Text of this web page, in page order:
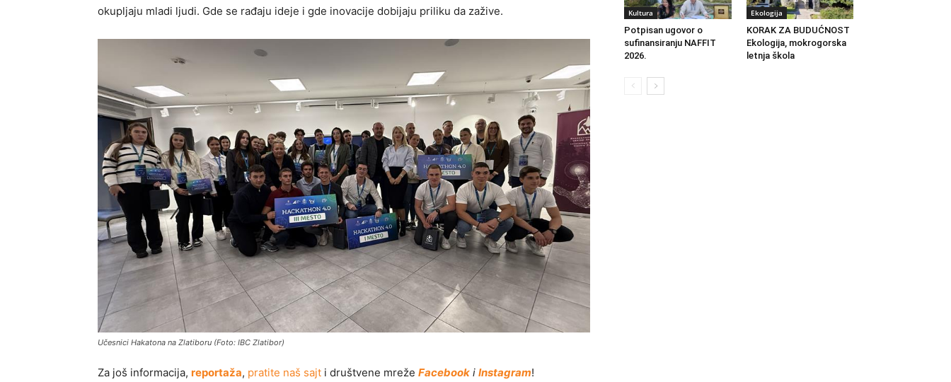
okupljaju mladi ljudi. Gde se rađaju ideje i gde inovacije dobijaju priliku da zažive.
Učesnici Hakatona na Zlatiboru (Foto: IBC Zlatibor)
Za još informacija, reportaža, pratite naš sajt i društvene mreže Facebook i Instagram!
Kultura
Potpisan ugovor o
sufinansiranju NAFFIT
2026.
Ekologija
KORAK ZA BUDUĆNOST
Ekologija, mokrogorska
letnja škola